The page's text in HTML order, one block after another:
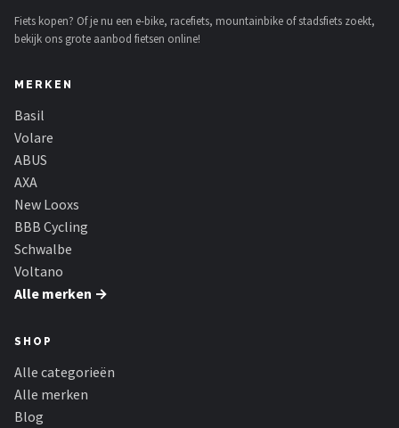
Fiets kopen? Of je nu een e-bike, racefiets, mountainbike of stadsfiets zoekt,
bekijk ons grote aanbod fietsen online!
MERKEN
Basil
Volare
ABUS
AXA
New Looxs
BBB Cycling
Schwalbe
Voltano
Alle merken →
SHOP
Alle categorieën
Alle merken
Blog